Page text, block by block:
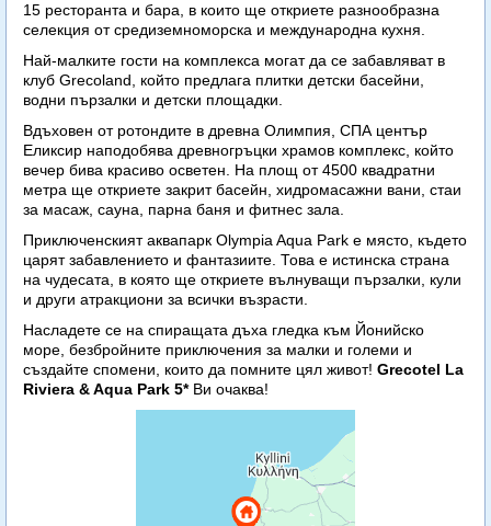
15 ресторанта и бара, в които ще откриете разнообразна
селекция от средиземноморска и международна кухня.
Най-малките гости на комплекса могат да се забавляват в
клуб Grecoland, който предлага плитки детски басейни,
водни пързалки и детски площадки.
Вдъховен от ротондите в древна Олимпия, СПА център
Еликсир наподобява древногръцки храмов комплекс, който
вечер бива красиво осветен. На площ от 4500 квадратни
метра ще откриете закрит басейн, хидромасажни вани, стаи
за масаж, сауна, парна баня и фитнес зала.
Приключенският аквапарк Olympia Aqua Park е място, където
царят забавлението и фантазиите. Това е истинска страна
на чудесата, в която ще откриете вълнуващи пързалки, кули
и други атракциони за всички възрасти.
Насладете се на спиращата дъха гледка към Йонийско
море, безбройните приключения за малки и големи и
създайте спомени, които да помните цял живот! Grecotel La
Riviera & Aqua Park 5*Ви очаква!